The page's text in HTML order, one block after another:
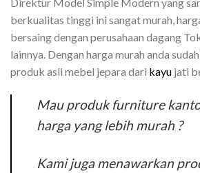
berkualitas tinggi ini sangat murah,
bersaing dengan perusahaan dagang
lainnya. Dengan harga murah anda
produk asli mebel jepara dari kayu jati
Mau produk furniture
harga yang lebih murah ?
Kami juga menawarkan